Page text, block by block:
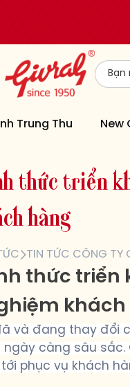
Trung Thu New
h thức triển k
ch hàng
TIN TỨC CÔNG TY
thức triển
khách
và đang thay đổi
ngày càng sâu
phục vụ khách